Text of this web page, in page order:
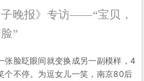
晚报》专访——“宝贝，
”
张脸眨眼间就变换成另一副模样，4
个不停。为逗女儿一笑，南京80后